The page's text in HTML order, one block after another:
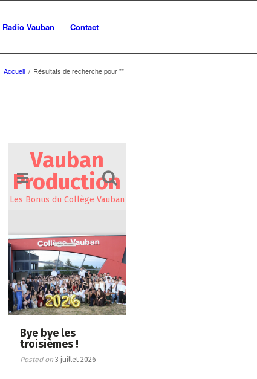
Radio Vauban Contact
Accueil / Résultats de recherche pour ""